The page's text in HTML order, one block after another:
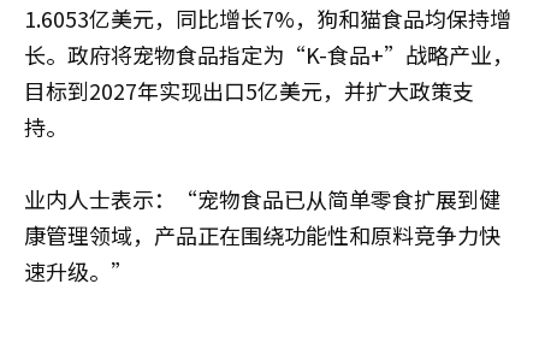
1.6053亿美元，同比增长7%，狗和猫食品均保持增
长。政府将宠物食品指定为“K-食品+”战略产业，
目标到2027年实现出口5亿美元，并扩大政策支
持。
业内人士表示：“宠物食品已从简单零食扩展到健
康管理领域，产品正在围绕功能性和原料竞争力快
速升级。”